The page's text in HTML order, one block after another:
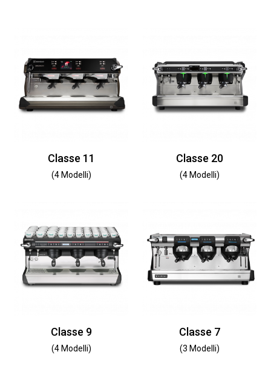
Classe 11
(4 Modelli)
Classe 20
(4 Modelli)
Classe 9
(4 Modelli)
Classe 7
(3 Modelli)